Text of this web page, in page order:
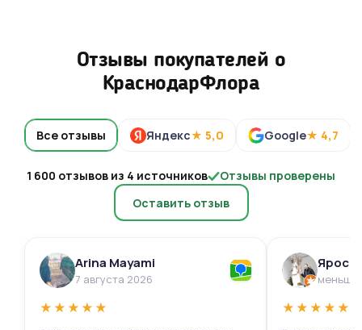
Отзывы покупателей о
КраснодарФлора
Все отзывы Яндекс★ 5,0 Google★ 4,7
1 600 отзывов из 4 источников
Отзывы проверены
Оставить отзыв
Arina Mayami
7 августа 2026
★★★★★
меньше
★★★★★